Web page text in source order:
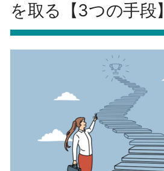
を取る【3つの手段】